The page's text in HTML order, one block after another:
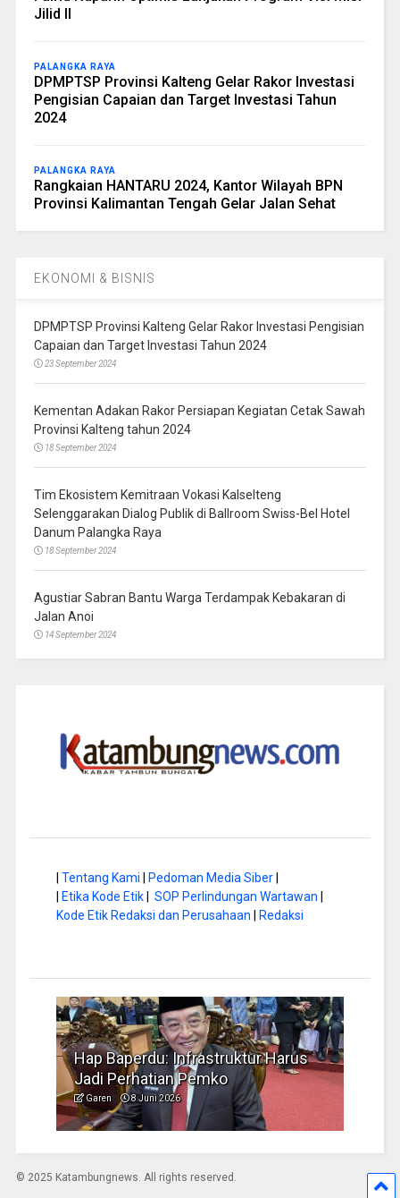
Jilid II
PALANGKA RAYA
DPMPTSP Provinsi Kalteng Gelar Rakor Investasi
Pengisian Capaian dan Target Investasi Tahun
2024
PALANGKA RAYA
Rangkaian HANTARU 2024, Kantor Wilayah BPN
Provinsi Kalimantan Tengah Gelar Jalan Sehat
EKONOMI & BISNIS
DPMPTSP Provinsi Kalteng Gelar Rakor Investasi Pengisian
Capaian dan Target Investasi Tahun 2024
23 September 2024
Kementan Adakan Rakor Persiapan Kegiatan Cetak Sawah
Provinsi Kalteng tahun 2024
18 September 2024
Tim Ekosistem Kemitraan Vokasi Kalselteng
Selenggarakan Dialog Publik di Ballroom Swiss-Bel Hotel
Danum Palangka Raya
18 September 2024
Agustiar Sabran Bantu Warga Terdampak Kebakaran di
Jalan Anoi
14 September 2024
Tentang Kami Pedoman Media Siber|
Etika Kode Etik| SOP Perlindungan Wartawan
Kode Etik Redaksi dan Perusahaan
Redaksi
Hap Baperdu: Infrastruktur Harus
Jadi Perhatian Pemko
Garen 8 Juni 2026
© 2025 Katambungnews. All rights reserved.